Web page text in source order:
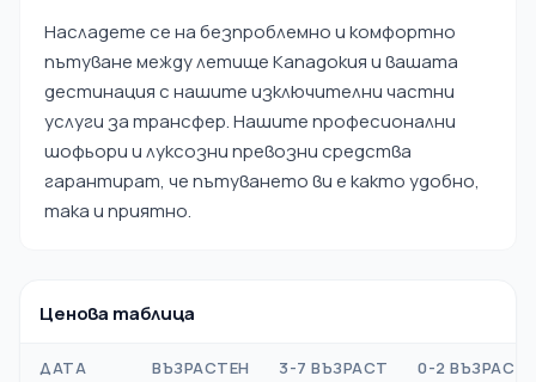
Насладете се на безпроблемно и комфортно
пътуване между летище Кападокия и вашата
дестинация с нашите изключителни частни
услуги за трансфер. Нашите професионални
шофьори и луксозни превозни средства
гарантират, че пътуването ви е както удобно,
така и приятно.
Ценова таблица
ДАТА ВЪЗРАСТЕН 3-7 ВЪЗРАСТ 0-2 ВЪЗРАСТ